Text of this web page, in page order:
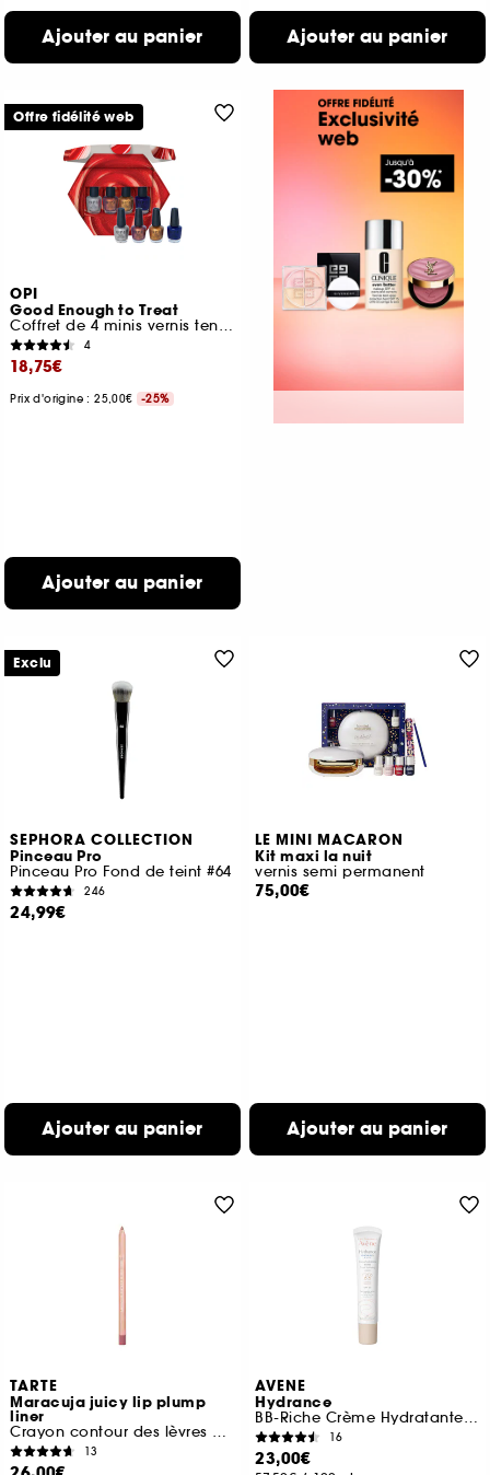
Ajouter au panier Ajouter au panier
OPI
Good Enough to Treat
Coffret de 4 minis vernis tenue jusqu'à 7 jours
4
18,75€
Prix d'origine : 25,00€ -25%
Ajouter au panier
Offre fidélité web
SEPHORA COLLECTION
Pinceau Pro
Pinceau Pro Fond de teint #64
246
24,99€
Ajouter au panier
Exclu
LE MINI MACARON
Kit maxi la nuit
vernis semi permanent
75,00€
Ajouter au panier
TARTE
Maracuja juicy lip plump
liner
Crayon contour des lèvres enrichi en peptides
13
AVENE
Hydrance
BB-Riche Crème Hydratante Teintée
16
23,00€